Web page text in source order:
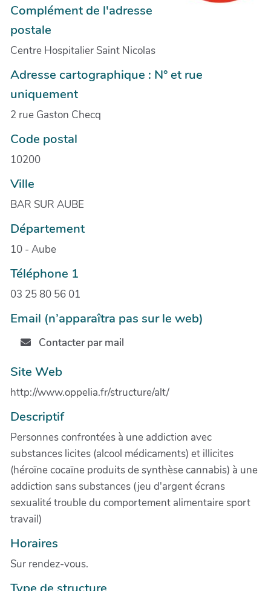
Complément de l'adresse
postale
Centre Hospitalier Saint Nicolas
Adresse cartographique : N° et rue
uniquement
2 rue Gaston Checq
Code postal
10200
Ville
BAR SUR AUBE
Département
10 - Aube
Téléphone 1
03 25 80 56 01
Email (n’apparaîtra pas sur le web)
Contacter par mail
Site Web
http://www.oppelia.fr/structure/alt/
Descriptif
Personnes confrontées à une addiction avec
substances licites (alcool médicaments) et illicites
(héroïne cocaïne produits de synthèse cannabis) à une
addiction sans substances (jeu d'argent écrans
sexualité trouble du comportement alimentaire sport
travail)
Horaires
Sur rendez-vous.